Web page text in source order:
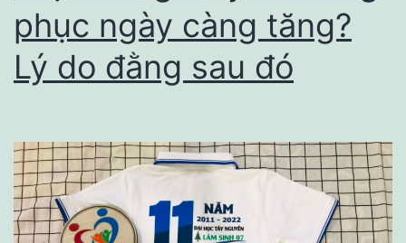
phục ngày càng tăng?
Lý do đằng sau đó